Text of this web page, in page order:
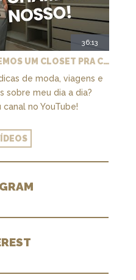
36:13
EP. 6: A SAGA DA CASA - TEMOS UM CLOSET PRA CHAMAR DE NOSSO + MARCENARIA E PAISAGISMO
de moda, viagens e
sobre meu dia a dia?
no YouTube!